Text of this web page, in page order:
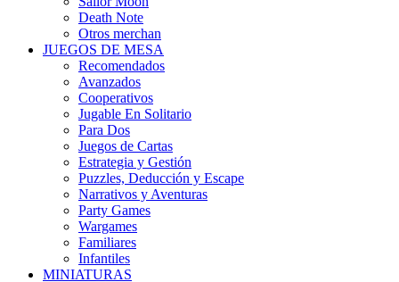
Death Note
Otros merchan
JUEGOS DE MESA
Recomendados
Avanzados
Cooperativos
Jugable En Solitario
Para Dos
Juegos de Cartas
Estrategia y Gestión
Puzzles, Deducción y Escape
Narrativos y Aventuras
Party Games
Wargames
Familiares
Infantiles
MINIATURAS